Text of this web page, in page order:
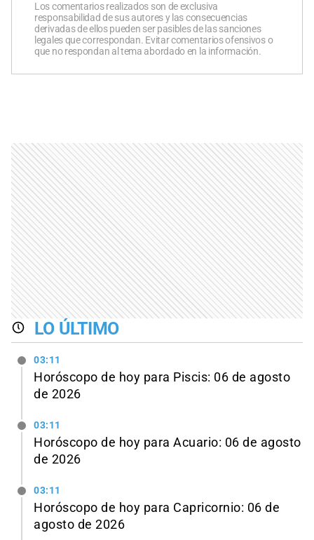
Los comentarios realizados son de exclusiva
responsabilidad de sus autores y las consecuencias
derivadas de ellos pueden ser pasibles de las sanciones
legales que correspondan. Evitar comentarios ofensivos o
que no respondan al tema abordado en la información.
LO ÚLTIMO
03:11
Horóscopo de hoy para Piscis: 06 de agosto
de 2026
03:11
Horóscopo de hoy para Acuario: 06 de agosto
de 2026
03:11
Horóscopo de hoy para Capricornio: 06 de
agosto de 2026